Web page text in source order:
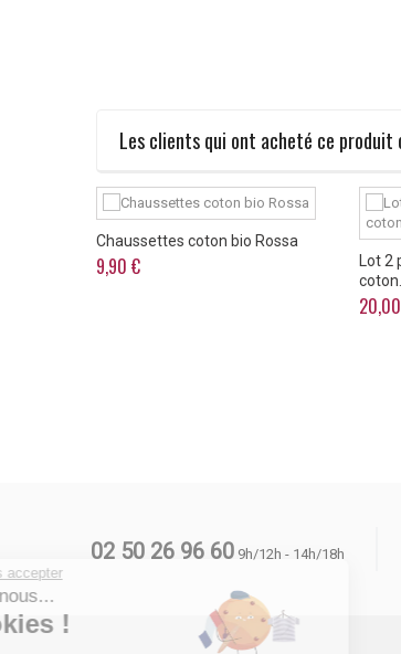
Les clients qui ont acheté ce
Chaussettes coton bio Rossa
9,90 €
Lot 2
02 50 26 96 60 9h/12h - 14h/18h
Continuer sans accepter
Salut c'est nous...
les Cookies !